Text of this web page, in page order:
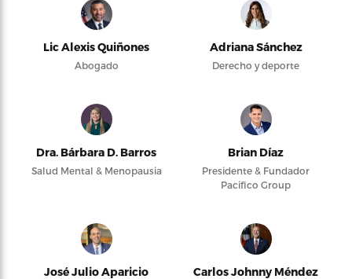
Lic Alexis Quiñones
Abogado
Adriana Sánchez
Derecho y deporte
Dra. Bárbara D. Barros
Salud Mental & Menopausia
Brian Díaz
Presidente & Fundador
Pacifico Group
José Julio Aparicio
Carlos Johnny Méndez